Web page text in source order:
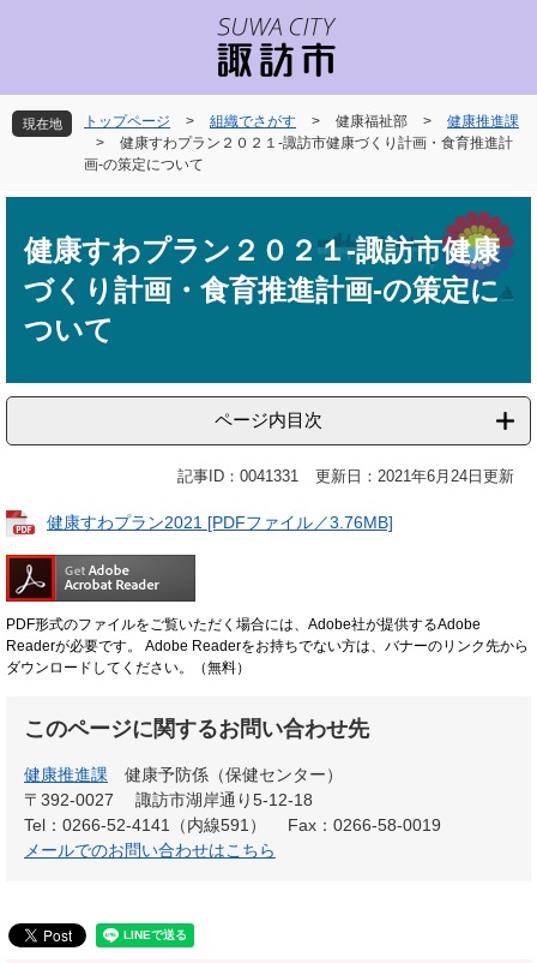
先
頭
を
飛
現在地 トップページ > 組織でさがす > 健康福祉部 >
健康推進課
>
健康すわプラン２０２１-諏訪市健康づくり計画・食育推進計
画-の策定について
健康すわプラン２０２１-諏訪市健康
づくり計画・食育推進計画-の策定に
ついて
ページ内目次
記事ID：0041331 更新日：2021年6月24日更新
健康すわプラン2021 [PDFファイル／3.76MB]
PDF形式のファイルをご覧いただく場合には、Adobe社が提供するAdobe
Readerが必要です。
Adobe Readerをお持ちでない方は、バナーのリンク先から
ダウンロードしてください。（無料）
このページに関するお問い合わせ先
健康推進課
健康予防係（保健センター）
〒392-0027
諏訪市湖岸通り5-12-18
Tel：0266-52-4141（内線591）
Fax：0266-58-0019
メールでのお問い合わせはこちら